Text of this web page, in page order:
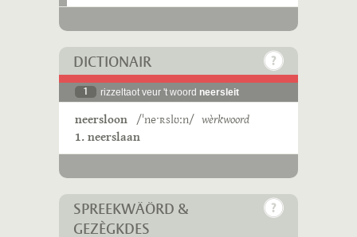
DICTIONAIR
1 rizzeltaot veur 't woord neersleit
neersloon /ˈneˑʀslʊːn/ wèrkwoord
1. neerslaan
SPREEKWÄÖRD &
GEZÈGKDES